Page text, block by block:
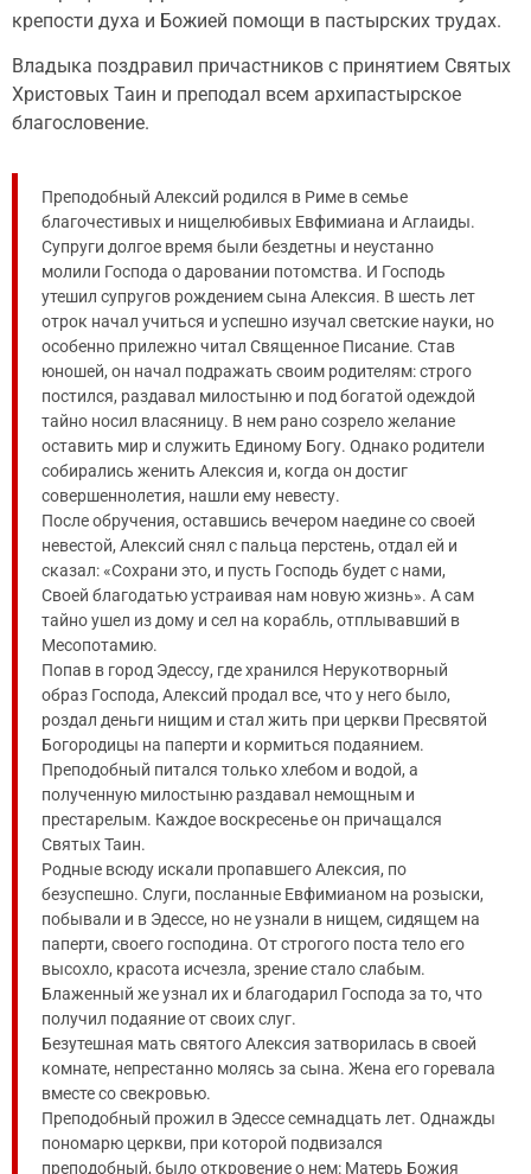
крепости духа и Божией помощи в пастырских трудах.
Владыка поздравил причастников с принятием Святых
Христовых Таин и преподал всем архипастырское
благословение.
Преподобный Алексий родился в Риме в семье
благочестивых и нищелюбивых Евфимиана и Аглаиды.
Супруги долгое время были бездетны и неустанно
молили Господа о даровании потомства. И Господь
утешил супругов рождением сына Алексия. В шесть лет
отрок начал учиться и успешно изучал светские науки, но
особенно прилежно читал Священное Писание. Став
юношей, он начал подражать своим родителям: строго
постился, раздавал милостыню и под богатой одеждой
тайно носил власяницу. В нем рано созрело желание
оставить мир и служить Единому Богу. Однако родители
собирались женить Алексия и, когда он достиг
совершеннолетия, нашли ему невесту.
После обручения, оставшись вечером наедине со своей
невестой, Алексий снял с пальца перстень, отдал ей и
сказал: «Сохрани это, и пусть Господь будет с нами,
Своей благодатью устраивая нам новую жизнь». А сам
тайно ушел из дому и сел на корабль, отплывавший в
Месопотамию.
Попав в город Эдессу, где хранился Нерукотворный
образ Господа, Алексий продал все, что у него было,
роздал деньги нищим и стал жить при церкви Пресвятой
Богородицы на паперти и кормиться подаянием.
Преподобный питался только хлебом и водой, а
полученную милостыню раздавал немощным и
престарелым. Каждое воскресенье он причащался
Святых Таин.
Родные всюду искали пропавшего Алексия, по
безуспешно. Слуги, посланные Евфимианом на розыски,
побывали и в Эдессе, но не узнали в нищем, сидящем на
паперти, своего господина. От строгого поста тело его
высохло, красота исчезла, зрение стало слабым.
Блаженный же узнал их и благодарил Господа за то, что
получил подаяние от своих слуг.
Безутешная мать святого Алексия затворилась в своей
комнате, непрестанно молясь за сына. Жена его горевала
вместе со свекровью.
Преподобный прожил в Эдессе семнадцать лет. Однажды
пономарю церкви, при которой подвизался
преподобный, было откровение о нем: Матерь Божия